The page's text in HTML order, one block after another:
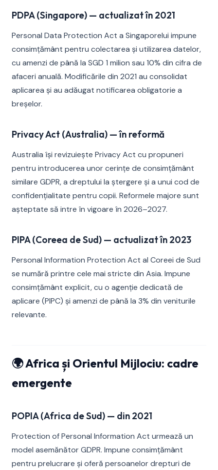
PDPA (Singapore) — actualizat în 2021
Personal Data Protection Act a Singaporelui impune
consimțământ pentru colectarea și utilizarea datelor,
cu amenzi de până la SGD 1 milion sau 10% din cifra de
afaceri anuală. Modificările din 2021 au consolidat
aplicarea și au adăugat notificarea obligatorie a
breșelor.
Privacy Act (Australia) — în reformă
Australia își revizuiește Privacy Act cu propuneri
pentru introducerea unor cerințe de consimțământ
similare GDPR, a dreptului la ștergere și a unui cod de
confidențialitate pentru copii. Reformele majore sunt
așteptate să intre în vigoare în 2026–2027.
PIPA (Coreea de Sud) — actualizat în 2023
Personal Information Protection Act al Coreei de Sud
se numără printre cele mai stricte din Asia. Impune
consimțământ explicit, cu o agenție dedicată de
aplicare (PIPC) și amenzi de până la 3% din veniturile
relevante.
🌍 Africa și Orientul Mijlociu: cadre
emergente
POPIA (Africa de Sud) — din 2021
Protection of Personal Information Act urmează un
model asemănător GDPR. Impune consimțământ
pentru prelucrare și oferă persoanelor drepturi de